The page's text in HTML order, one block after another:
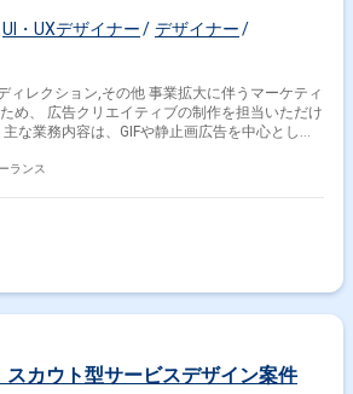
UI・UXデザイナー
デザイナー
ィレクション,その他 事業拡大に伴うマーケティ
め、 広告クリエイティブの制作を担当いただけ
リエイティブな提案も積極的に行っていただく
ランス
スカウト型サービスデザイン案件